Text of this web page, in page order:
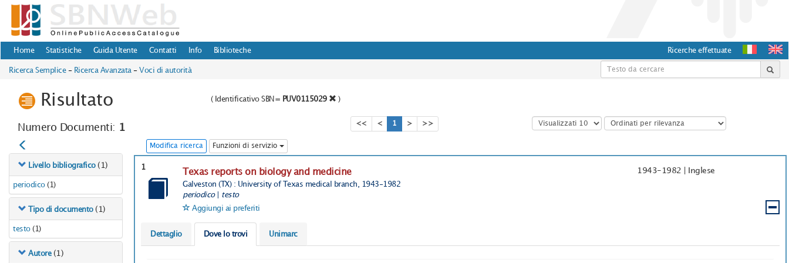
Home Statistiche Guida Utente Contatti Info Biblioteche Ricerche effettuate
Ricerca Semplice - Ricerca Avanzata - Voci di autorità
Risultato ( Identificativo SBN= PUV0115029 )
Numero Documenti: 1 << < 1 > >>
Modifica ricerca Funzioni di servizio
Livello bibliografico (1)
periodico (1)
Tipo di documento (1)
testo (1)
Autore (1)
1
Texas reports on biology and medicine
Galveston (TX) : University of Texas medical branch, 1943-1982
periodico| testo
1943-1982 Inglese
Aggiungi ai preferiti
Dettaglio Dove lo trovi Unimarc